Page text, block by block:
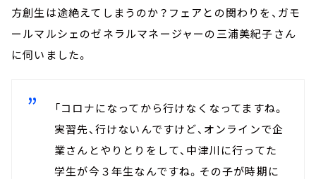
方創生は途絶えてしまうのか？フェアとの関わりを、ガモ
ールマルシェのゼネラルマネージャーの三浦美紀子さん
に伺いました。
「コロナになってから行けなくなってますね。
実習先、行けないんですけど、オンラインで企
業さんとやりとりをして、中津川に行ってた
学生が今３年生なんですね。その子が時期に